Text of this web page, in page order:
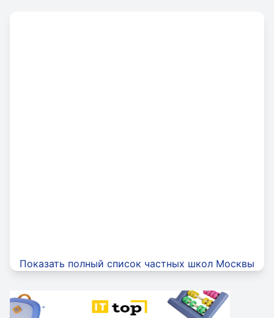
Показать полный список частных школ Москвы